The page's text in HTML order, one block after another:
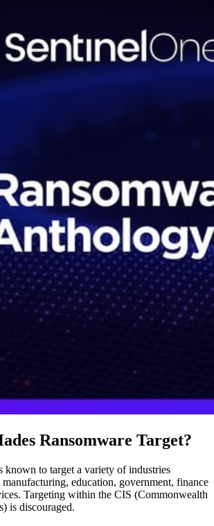
Ransomware Target?
known to target a variety of industries
education, government, finance
Targeting within the CIS (Commonwealth
is discouraged.